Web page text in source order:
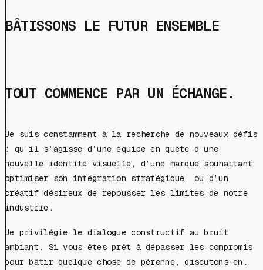
BÂTISSONS LE FUTUR ENSEMBLE
TOUT COMMENCE PAR UN ÉCHANGE.
Je suis constamment à la recherche de nouveaux défis
: qu’il s’agisse d’une équipe en quête d’une
nouvelle identité visuelle, d’une marque souhaitant
optimiser son intégration stratégique, ou d’un
créatif désireux de repousser les limites de notre
industrie.
Je privilégie le dialogue constructif au bruit
ambiant. Si vous êtes prêt à dépasser les compromis
pour bâtir quelque chose de pérenne, discutons-en.